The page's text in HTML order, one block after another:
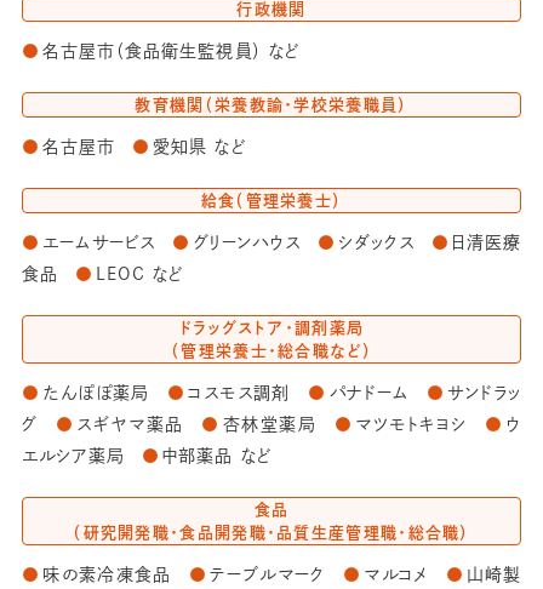
名古屋学芸大学 公式サイト
名古屋外国語大学（姉妹校）受験生サイト
行政機関
名古屋市（食品衛生監視員） など
教育機関（栄養教諭・学校栄養職員）
名古屋市 愛知県 など
給食（管理栄養士）
エームサービス グリーンハウス シダックス
日清医療
食品
LEOC など
ドラッグストア・調剤薬局
（管理栄養士・総合職など）
たんぽぽ薬局 コスモス調剤 パナドーム
サンドラッ
グ
スギヤマ薬品 杏林堂薬局 マツモトキヨシ
ウ
エルシア薬局
中部薬品 など
食品
（研究開発職・食品開発職・品質生産管理職・総合職）
味の素冷凍食品 テーブルマーク マルコメ
山崎製